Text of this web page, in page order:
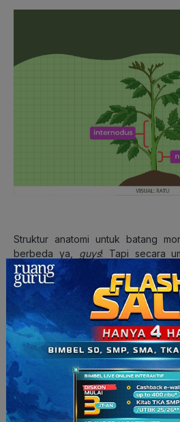
Struktur anatomi untuk batang
berbeda ya, guys! Tapi secara
dikotil maupun monokotil, terdapat 3
berkas pembuluh
, dan
epidermis, baik pada batang
terlalu berbeda ya, secara
anatomi batang dikotil dan
dasar dan berkas pembuluhnya.
Baca Juga:
6 Jenis Jaringan
Apa Saja Ya?